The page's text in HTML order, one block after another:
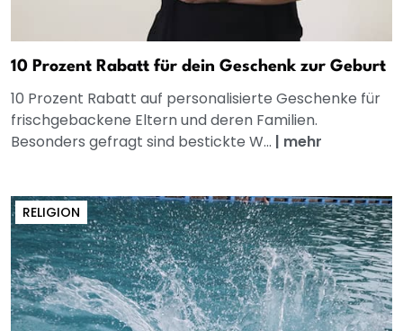
10 Prozent Rabatt für dein Geschenk zur Geburt
10 Prozent Rabatt auf personalisierte Geschenke für
frischgebackene Eltern und deren Familien.
Besonders gefragt sind bestickte W... | mehr
RELIGION